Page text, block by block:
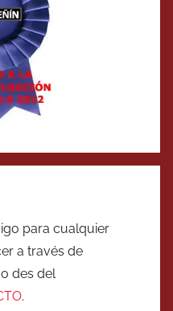
para cualquier
a través de
o des del
.